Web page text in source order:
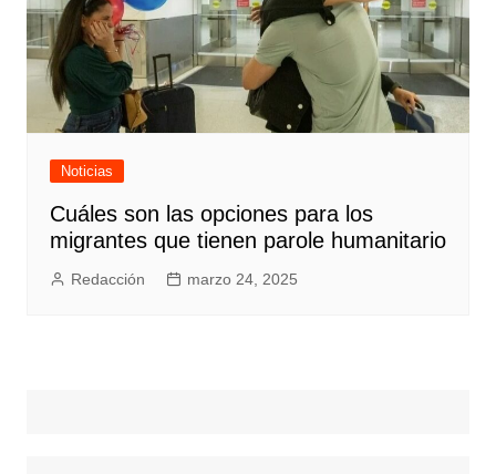
Noticias
Cuáles son las opciones para los
migrantes que tienen parole humanitario
Redacción marzo 24, 2025